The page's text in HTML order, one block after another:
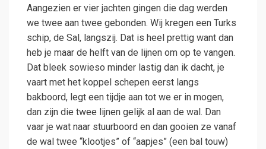
Aangezien er vier jachten gingen die dag werden
we twee aan twee gebonden. Wij kregen een Turks
schip, de Sal, langszij. Dat is heel prettig want dan
heb je maar de helft van de lijnen om op te vangen.
Dat bleek sowieso minder lastig dan ik dacht, je
vaart met het koppel schepen eerst langs
bakboord, legt een tijdje aan tot we er in mogen,
dan zijn die twee lijnen gelijk al aan de wal. Dan
vaar je wat naar stuurboord en dan gooien ze vanaf
de wal twee “klootjes” of “aapjes” (een bal touw)